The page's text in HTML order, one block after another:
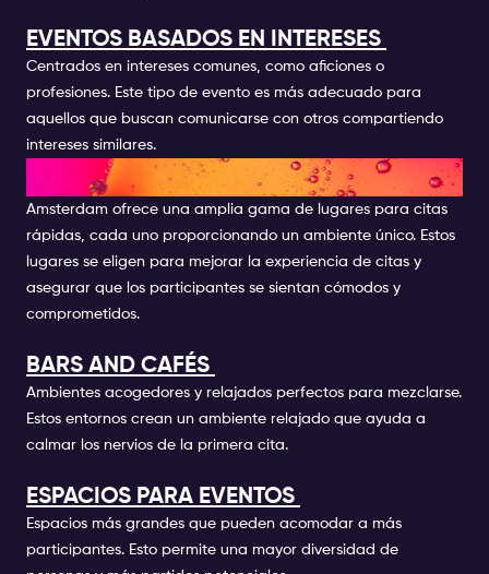
EVENTOS BASADOS EN INTERESES
Centrados en intereses comunes, como aficiones o
profesiones. Este tipo de evento es más adecuado para
aquellos que buscan comunicarse con otros compartiendo
intereses similares.
LUGARES POPULARES
Amsterdam ofrece una amplia gama de lugares para citas
rápidas, cada uno proporcionando un ambiente único. Estos
lugares se eligen para mejorar la experiencia de citas y
asegurar que los participantes se sientan cómodos y
comprometidos.
BARS AND CAFÉS
Ambientes acogedores y relajados perfectos para mezclarse.
Estos entornos crean un ambiente relajado que ayuda a
calmar los nervios de la primera cita.
ESPACIOS PARA EVENTOS
Espacios más grandes que pueden acomodar a más
participantes. Esto permite una mayor diversidad de